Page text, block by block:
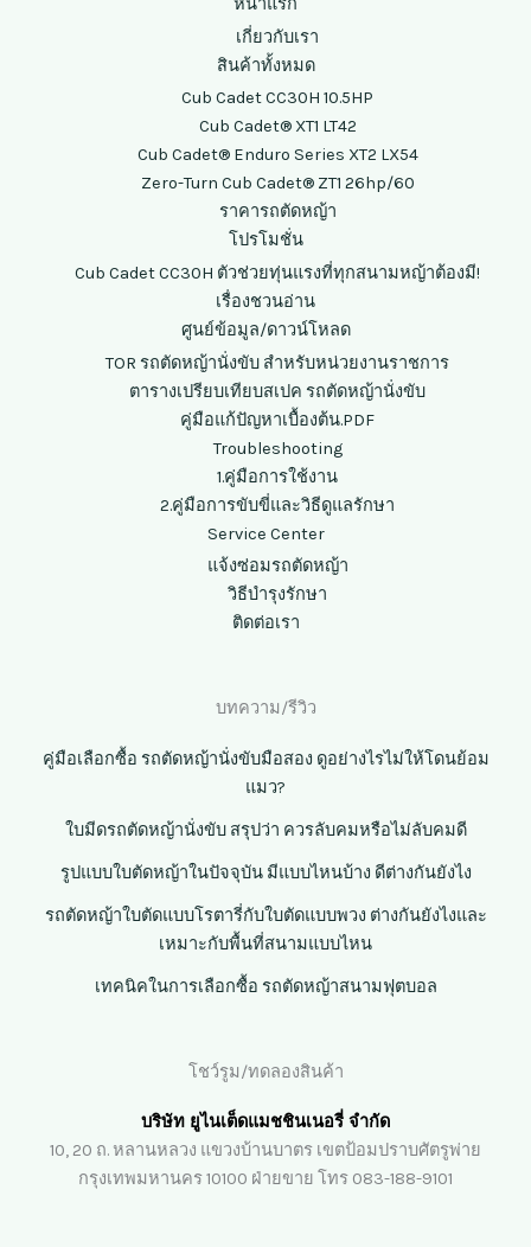
หน้าแรก
เกี่ยวกับเรา
สินค้าทั้งหมด
Cub Cadet CC30H 10.5HP
Cub Cadet® XT1 LT42
Cub Cadet® Enduro Series XT2 LX54
Zero-Turn Cub Cadet® ZT1 26hp/60
ราคารถตัดหญ้า
โปรโมชั่น
Cub Cadet CC30H ตัวช่วยทุ่นแรงที่ทุกสนามหญ้าต้องมี!
เรื่องชวนอ่าน
ศูนย์ข้อมูล/ดาวน์โหลด
TOR รถตัดหญ้านั่งขับ สำหรับหน่วยงานราชการ
ตารางเปรียบเทียบสเปค รถตัดหญ้านั่งขับ
คู่มือแก้ปัญหาเบื้องต้น.PDF
Troubleshooting
1.คู่มือการใช้งาน
2.คู่มือการขับขี่และวิธีดูแลรักษา
Service Center
แจ้งซ่อมรถตัดหญ้า
วิธีบำรุงรักษา
ติดต่อเรา
บทความ/รีวิว
คู่มือเลือกซื้อ รถตัดหญ้านั่งขับมือสอง ดูอย่างไรไม่ให้โดนย้อม
แมว?
ใบมีดรถตัดหญ้านั่งขับ สรุปว่า ควรลับคมหรือไม่ลับคมดี
รูปแบบใบตัดหญ้าในปัจจุบัน มีแบบไหนบ้าง ดีต่างกันยังไง
รถตัดหญ้าใบตัดแบบโรตารี่กับใบตัดแบบพวง ต่างกันยังไงและ
เหมาะกับพื้นที่สนามแบบไหน
เทคนิคในการเลือกซื้อ รถตัดหญ้าสนามฟุตบอล
โชว์รูม/ทดลองสินค้า
บริษัท ยูไนเต็ดแมชชินเนอรี่ จำกัด
10, 20 ถ. หลานหลวง แขวงบ้านบาตร เขตป้อมปราบศัตรูพ่าย
กรุงเทพมหานคร 10100 ฝ่ายขาย โทร 083-188-9101